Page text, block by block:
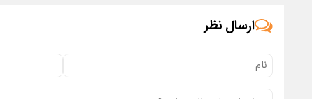
ارسال نظر